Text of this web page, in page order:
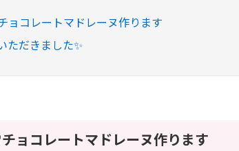
コレートマドレーヌ作ります
ただきました✨
ョコレートマドレーヌ作ります